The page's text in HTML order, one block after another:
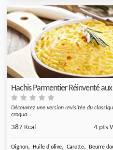
Hachis Parmentier Réinventé
Découvrez une version revisitée du
croqua...
387 Kcal 4 pts
Oignon, Huile d'olive, Carotte, Beurre